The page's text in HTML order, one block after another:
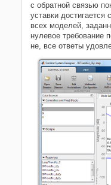
с обратной связью
уставки
всех моделей,
нулевое требование
не, все ответы